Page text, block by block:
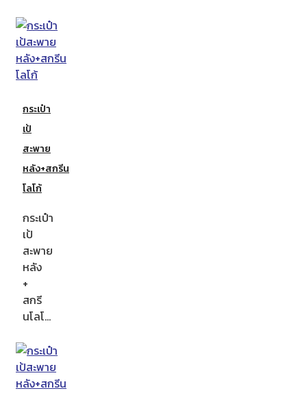
กระเป๋า
เป้
สะพาย
หลัง+สกรีน
โลโก้
กระเป๋า
เป้
สะพาย
หลัง
+
สกรี
นโลโ…